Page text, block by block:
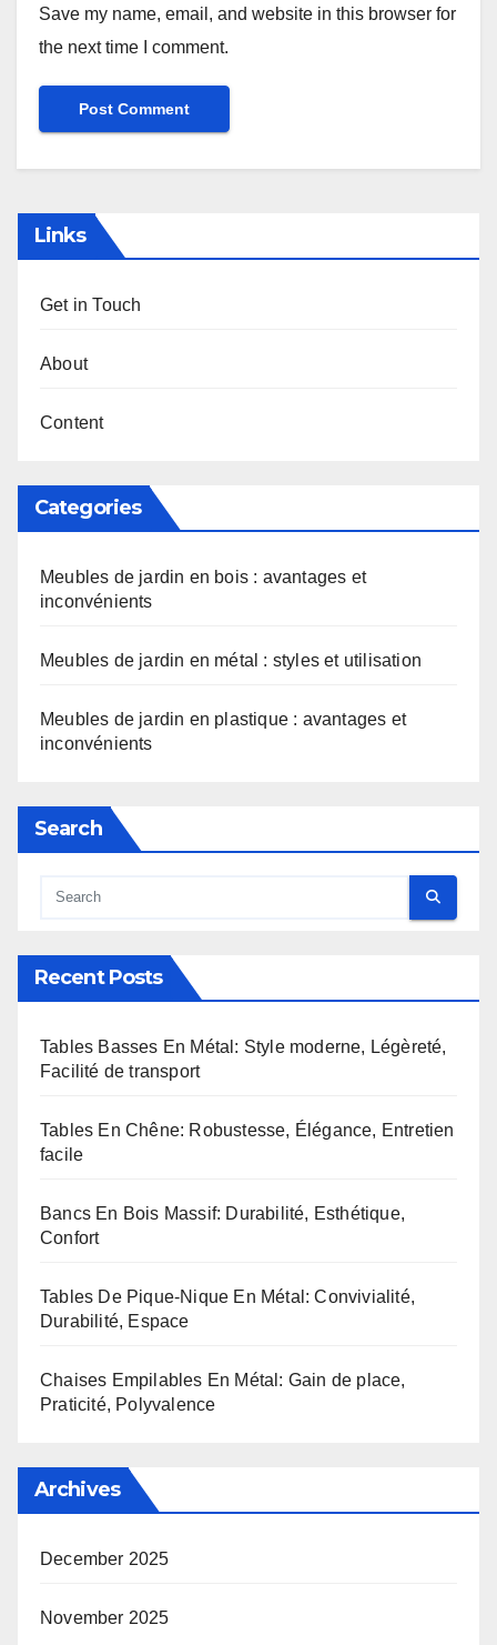
Save my name, email, and website in this browser for
the next time I comment.
Links
Get in Touch
About
Content
Categories
Meubles de jardin en bois : avantages et
inconvénients
Meubles de jardin en métal : styles et utilisation
Meubles de jardin en plastique : avantages et
inconvénients
Search
Recent Posts
Tables Basses En Métal: Style moderne, Légèreté,
Facilité de transport
Tables En Chêne: Robustesse, Élégance, Entretien
facile
Bancs En Bois Massif: Durabilité, Esthétique,
Confort
Tables De Pique-Nique En Métal: Convivialité,
Durabilité, Espace
Chaises Empilables En Métal: Gain de place,
Praticité, Polyvalence
Archives
December 2025
November 2025